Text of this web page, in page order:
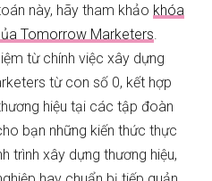
này, hãy tham khảo khóa
Tomorrow Marketers
từ chính việc xây dựng
từ con số 0, kết hợp
hiệu tại các tập đoàn
bạn những kiến thức thực
trình xây dựng thương hiệu,